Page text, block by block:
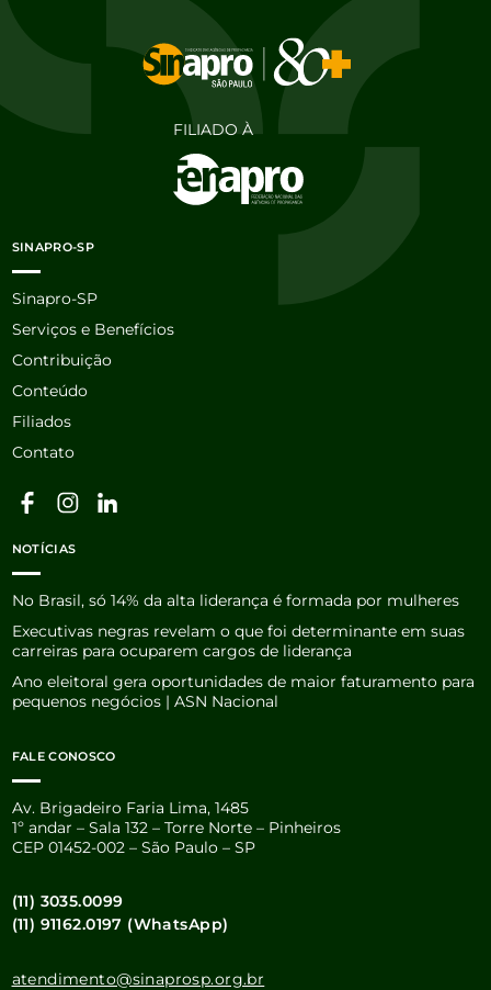
FILIADO À
SINAPRO-SP
Sinapro-SP
Serviços e Benefícios
Contribuição
Conteúdo
Filiados
Contato
NOTÍCIAS
No Brasil, só 14% da alta liderança é formada por mulheres
Executivas negras revelam o que foi determinante em suas
carreiras para ocuparem cargos de liderança
Ano eleitoral gera oportunidades de maior faturamento para
pequenos negócios | ASN Nacional
FALE CONOSCO
Av. Brigadeiro Faria Lima, 1485
1º andar – Sala 132 – Torre Norte – Pinheiros
CEP 01452-002 – São Paulo – SP
(11) 3035.0099
(11) 91162.0197 (WhatsApp)
atendimento@sinaprosp.org.br